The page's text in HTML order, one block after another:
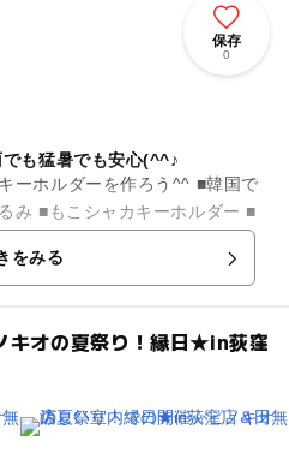
保存
0
も猛暑でも安心(^^♪
ルダーを作ろう^^ ■韓国で
み ■もこシャカキーホルダー ■
をみる
キオの夏祭り！縁日★in荻窪